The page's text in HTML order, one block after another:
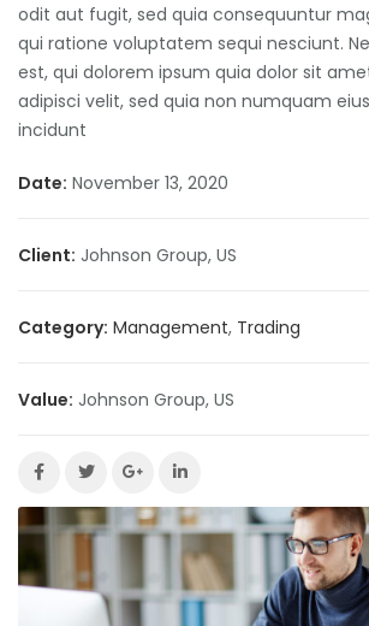
odit aut fugit, sed quia consequuntur
qui ratione voluptatem sequi nesciunt.
est, qui dolorem ipsum quia dolor sit
adipisci velit, sed quia non numquam
incidunt
Date: November 13, 2020
Client: Johnson Group, US
Category: Management, Trading
Value: Johnson Group, US